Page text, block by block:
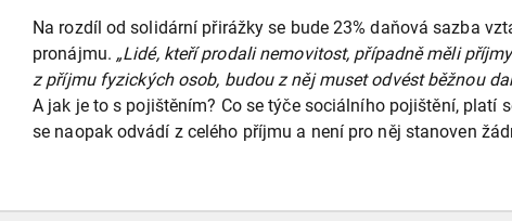
Na rozdíl od solidární přirážky se bude 23% daňová sazba
pronájmu. „Lidé, kteří prodali nemovitost, případně měli
z příjmu fyzických osob, budou z něj muset odvést běžnou
A jak je to s pojištěním? Co se týče sociálního pojištění,
se naopak odvádí z celého příjmu a není pro něj stanoven